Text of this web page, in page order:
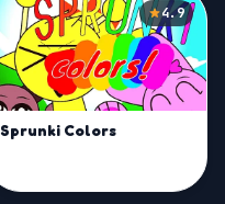
4.9
Sprunki Colors